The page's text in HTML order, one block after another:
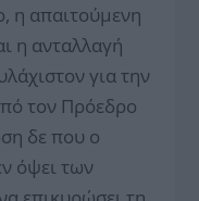
η απαιτούμενη
η ανταλλαγή
για την
τον Πρόεδρο
δε που ο
όψει των